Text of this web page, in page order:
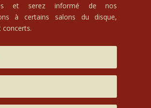
et serez informé de nos
à certains salons du disque,
concerts.